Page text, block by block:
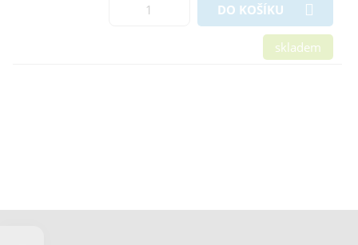
DO KOŠÍKU
skladem